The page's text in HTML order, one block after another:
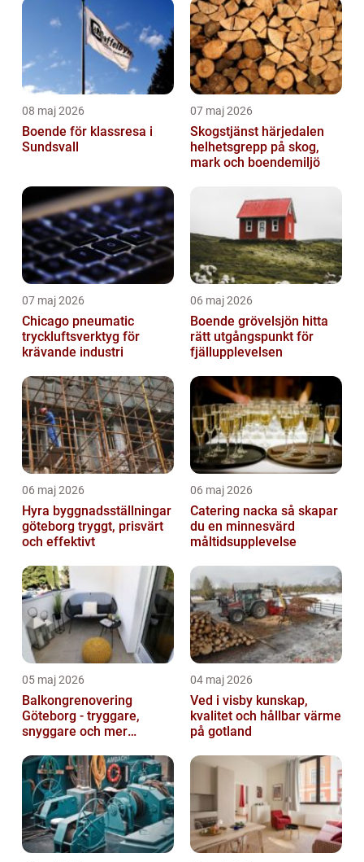
08 maj 2026
Boende för klassresa i
Sundsvall
07 maj 2026
Skogstjänst härjedalen
helhetsgrepp på skog,
mark och boendemiljö
07 maj 2026
Chicago pneumatic
tryckluftsverktyg för
krävande industri
06 maj 2026
Boende grövelsjön hitta
rätt utgångspunkt för
fjällupplevelsen
06 maj 2026
Hyra byggnadsställningar
göteborg tryggt, prisvärt
och effektivt
06 maj 2026
Catering nacka så skapar
du en minnesvärd
måltidsupplevelse
05 maj 2026
Balkongrenovering
Göteborg - tryggare,
snyggare och mer
04 maj 2026
Ved i visby kunskap,
kvalitet och hållbar värme
på gotland